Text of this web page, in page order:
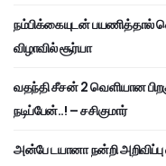
நம்பிக்கையுடன் பயணித்தால்
விழாவில் சூர்யா
வதந்தி சீசன் 2 வெளியான
நடிப்பேன்..! – சசிகுமார்
அன்பே டயானா நன்றி அறிவிப்பு